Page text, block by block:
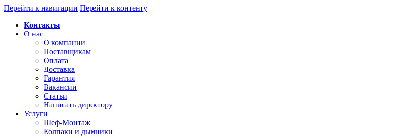
Перейти к навигации Перейти к контенту
Контакты
О нас
О компании
Поставщикам
Оплата
Доставка
Гарантия
Вакансии
Статьи
Написать директору
Услуги
Шеф-Монтаж
Колпаки и дымники